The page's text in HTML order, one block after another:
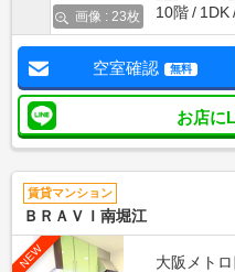
画像 : 23枚
10階
1DK
空室確認 無料
お店に
賃貸マンション
ＢＲＡＶＩ南堀江
NEW
大阪メト